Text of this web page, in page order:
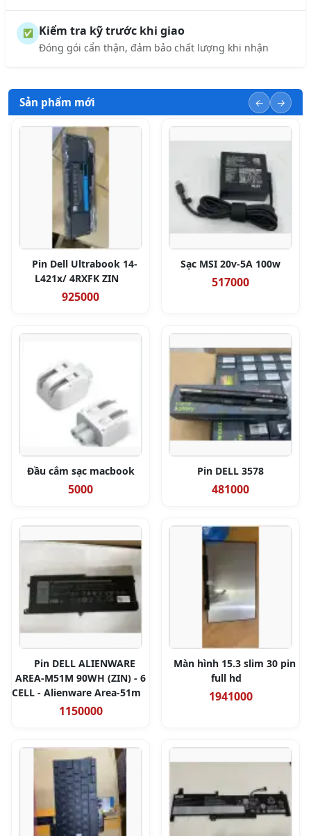
✅ Kiểm tra kỹ trước khi giao
Đóng gói cẩn thận, đảm bảo chất lượng khi nhận
Sản phẩm mới
Pin Dell Ultrabook 14-
L421x/ 4RXFK ZIN
925000
Sạc MSI 20v-5A 100w
517000
Đầu cắm sạc macbook
5000
Pin DELL 3578
481000
Pin DELL ALIENWARE
AREA-M51M 90WH (ZIN) - 6
CELL - Alienware Area-51m
1150000
Màn hình 15.3 slim 30 pin
full hd
1941000